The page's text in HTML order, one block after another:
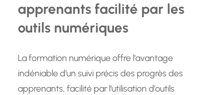
apprenants facilité par les
outils numériques
La formation numérique offre l’avantage
indéniable d’un suivi précis des progrès des
apprenants, facilité par l’utilisation d’outils